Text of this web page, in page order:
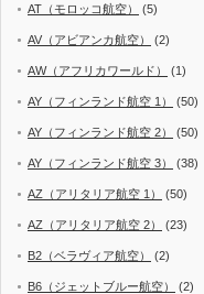
AT（モロッコ航空） (5)
AV（アビアンカ航空） (2)
AW（アフリカワールド） (1)
AY（フィンランド航空 1） (50)
AY（フィンランド航空 2） (50)
AY（フィンランド航空 3） (38)
AZ（アリタリア航空 1） (50)
AZ（アリタリア航空 2） (23)
B2（ベラヴィア航空） (2)
B6（ジェットブルー航空） (2)